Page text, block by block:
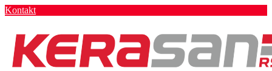
Kontakt
navigaciju
sadržaj